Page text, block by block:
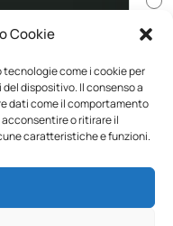
Cookie
come i cookie per
dispositivo. Il consenso a
dati come il comportamento
acconsentire o ritirare il
caratteristiche e funzioni.
o